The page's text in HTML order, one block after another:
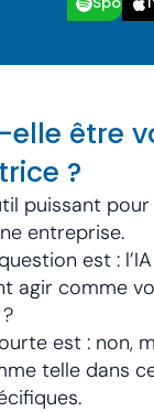
elle être
?
puissant
entreprise.
est :
agir comme
est : non,
telle dans